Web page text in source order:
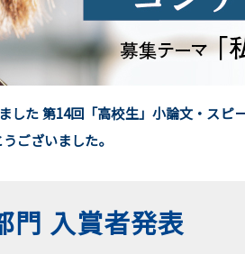
した 第14回「高校生」小論文・スピ
ございました。
門 入賞者発表